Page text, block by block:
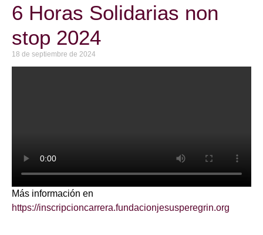
6 Horas Solidarias non
stop 2024
18 de septiembre de 2024
Más información en
https://inscripcioncarrera.fundacionjesusperegrin.org